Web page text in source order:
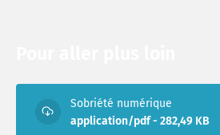
Sobriété numérique
application/pdf - 282,49 KB